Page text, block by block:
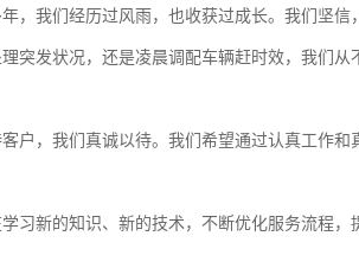
，我们经历过风雨，也收获过成长。我们坚信
突发状况，还是凌晨调配车辆赶时效，我们从
户，我们真诚以待。我们希望通过认真工作
习新的知识、新的技术，不断优化服务流程